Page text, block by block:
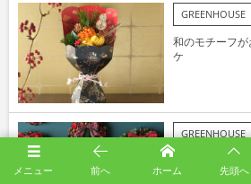
GREENHOUSE
和のモチーフ
ケ
GREENHOUSE
心躍るきらめ
メニュー 前へ ホーム 先頭へ